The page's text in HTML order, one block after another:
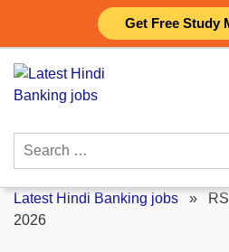
Get Free Study
content
Search
Latest Hindi Banking jobs »
2026